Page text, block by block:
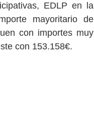
EDLP en la
mayoritario de
con importes muy
con 153.158€.